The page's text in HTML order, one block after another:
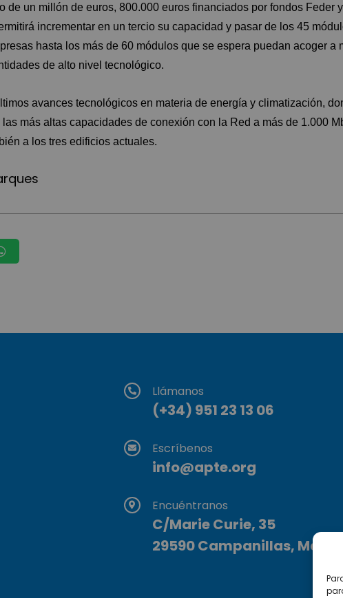
de un millón de euros, 800.000 euros financiados por fondos Feder
incrementar en un tercio su capacidad y pasar de los 45
hasta los más de 60 módulos que se espera puedan acoger a
de alto nivel tecnológico.
avances tecnológicos en materia de energía y climatización,
más altas capacidades de conexión con la Red a más de 1.000
a los tres edificios actuales.
Llámanos
(+34) 951 23 13 06
Escríbenos
info@apte.org
Encuéntranos
C/Marie Curie, 35
29590 Campanillas, Málaga